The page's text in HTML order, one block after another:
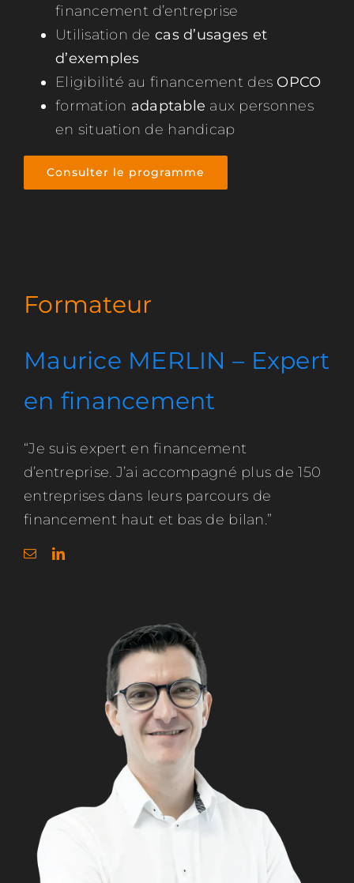
financement d’entreprise
Utilisation decas d’usages et
d’exemples
Eligibilité au financement des OPCO
formation adaptable aux personnes
en situation de handicap
Consulter le programme
Formateur
Maurice MERLIN – Expert
en financement
“Je suis expert en financement
d’entreprise. J’ai accompagné plus de 150
entreprises dans leurs parcours de
financement haut et bas de bilan.”